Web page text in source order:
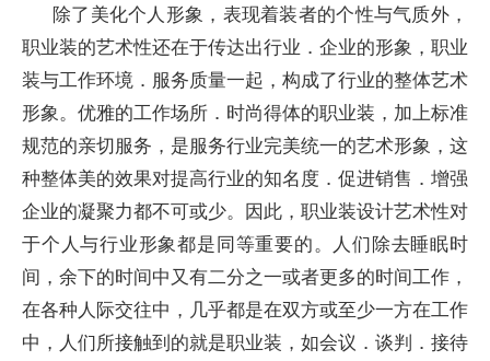
除了美化个人形象，表现着装者的个性与气质外，
职业装的艺术性还在于传达出行业．企业的形象，职业
装与工作环境．服务质量一起，构成了行业的整体艺术
形象。优雅的工作场所．时尚得体的职业装，加上标准
规范的亲切服务，是服务行业完美统一的艺术形象，这
种整体美的效果对提高行业的知名度．促进销售．增强
企业的凝聚力都不可或少。因此，职业装设计艺术性对
于个人与行业形象都是同等重要的。人们除去睡眠时
间，余下的时间中又有二分之一或者更多的时间工作，
在各种人际交往中，几乎都是在双方或至少一方在工作
中，人们所接触到的就是职业装，如会议．谈判．接待